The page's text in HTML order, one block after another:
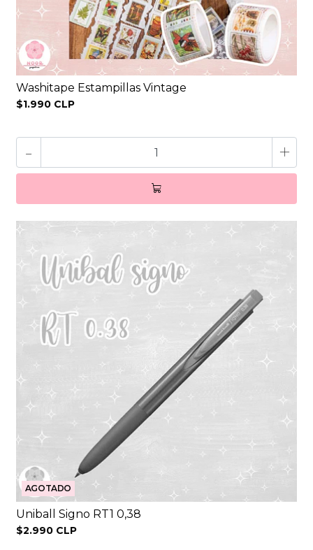
Washitape Estampillas Vintage
$1.990 CLP
- +
AGOTADO
Uniball Signo RT1 0,38
$2.990 CLP